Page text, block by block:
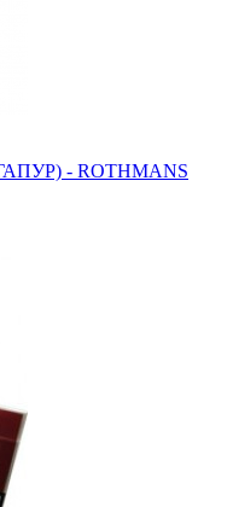
- ROTHMANS